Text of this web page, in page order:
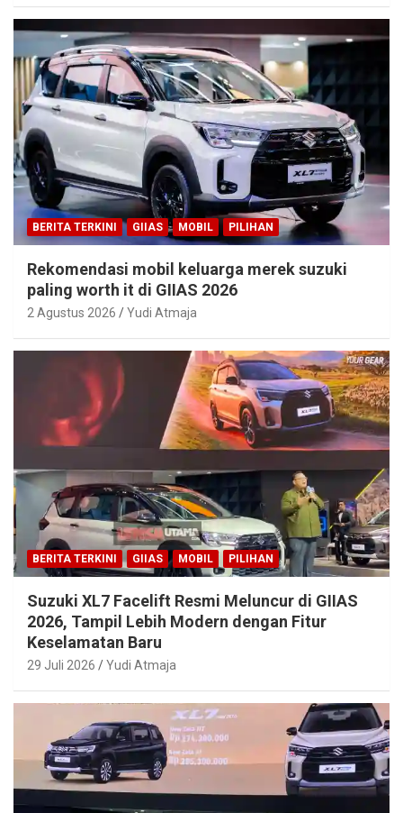
BERITA TERKINI GIIAS MOBIL PILIHAN
Rekomendasi mobil keluarga merek suzuki
paling worth it di GIIAS 2026
2 Agustus 2026 Yudi Atmaja
BERITA TERKINI GIIAS MOBIL PILIHAN
Suzuki XL7 Facelift Resmi Meluncur di GIIAS
2026, Tampil Lebih Modern dengan Fitur
Keselamatan Baru
29 Juli 2026 Yudi Atmaja